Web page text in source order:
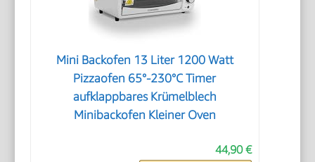
Mini Backofen 13 Liter 1200 Watt
Pizzaofen 65°-230°C Timer
aufklappbares Krümelblech
Minibackofen Kleiner Oven
44,90 €